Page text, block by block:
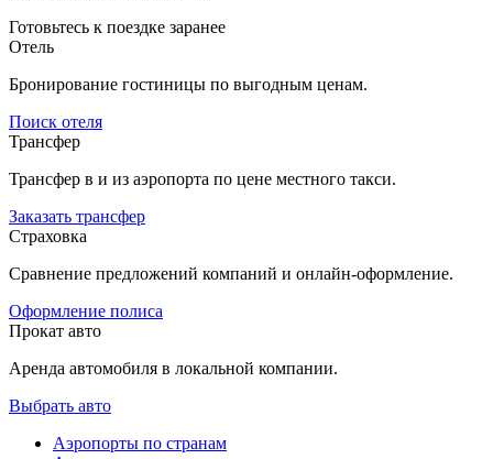
Готовьтесь к поездке заранее
Отель
Бронирование гостиницы по выгодным ценам.
Поиск отеля
Трансфер
Трансфер в и из аэропорта по цене местного такси.
Заказать трансфер
Страховка
Сравнение предложений компаний и онлайн-оформление.
Оформление полиса
Прокат авто
Аренда автомобиля в локальной компании.
Выбрать авто
Аэропорты по странам